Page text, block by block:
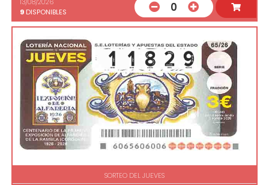
9 DISPONIBLES 0
SORTEO DEL JUEVES